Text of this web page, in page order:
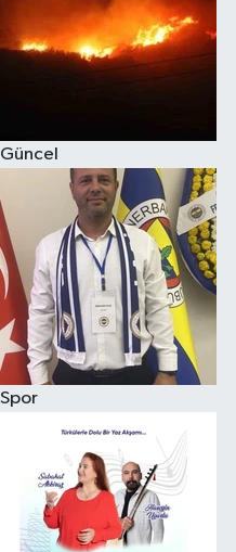
Güncel
Spor
Magazin